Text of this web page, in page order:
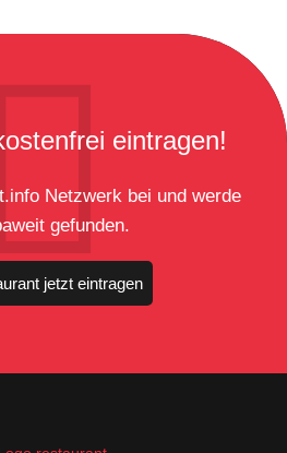
eintragen!
Netzwerk bei und werde
gefunden.
jetzt eintragen